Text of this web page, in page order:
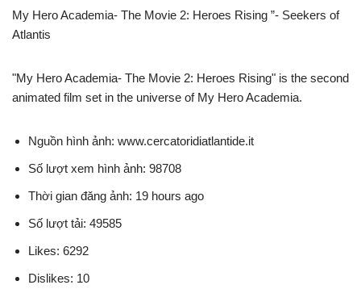
My Hero Academia- The Movie 2: Heroes Rising ”- Seekers of
Atlantis
"My Hero Academia- The Movie 2: Heroes Rising" is the second
animated film set in the universe of My Hero Academia.
Nguồn hình ảnh: www.cercatoridiatlantide.it
Số lượt xem hình ảnh: 98708
Thời gian đăng ảnh: 19 hours ago
Số lượt tải: 49585
Likes: 6292
Dislikes: 10